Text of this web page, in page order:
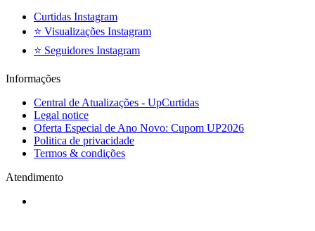
Curtidas Instagram
⭐ Visualizações Instagram
⭐ Seguidores Instagram
Informações
Central de Atualizações - UpCurtidas
Legal notice
Oferta Especial de Ano Novo: Cupom UP2026
Politica de privacidade
Termos & condições
Atendimento